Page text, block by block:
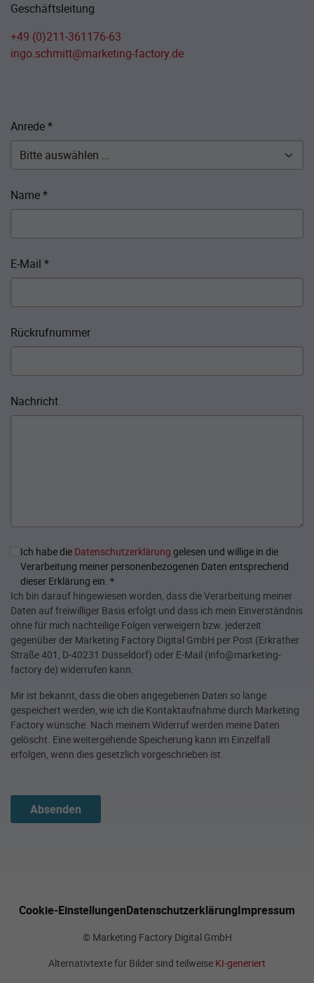
Geschäftsleitung
+49 (0)211-361176-63
ingo.schmitt@marketing-factory.de
Anrede*
Name*
E-Mail *
Rückrufnummer
Nachricht
Ich habe die Datenschutzerklärung gelesen und willige in die
Verarbeitung meiner personenbezogenen Daten entsprechend
dieser Erklärung ein. *
Ich bin darauf hingewiesen worden, dass die Verarbeitung meiner
Daten auf freiwilliger Basis erfolgt und dass ich mein Einverständnis
ohne für mich nachteilige Folgen verweigern bzw. jederzeit
gegenüber der Marketing Factory Digital GmbH per Post (Erkrather
Straße 401, D-40231 Düsseldorf) oder E-Mail (info@marketing-
factory.de) widerrufen kann.
Mir ist bekannt, dass die oben angegebenen Daten so lange
gespeichert werden, wie ich die Kontaktaufnahme durch Marketing
Factory wünsche. Nach meinem Widerruf werden meine Daten
gelöscht. Eine weitergehende Speicherung kann im Einzelfall
erfolgen, wenn dies gesetzlich vorgeschrieben ist.
Absenden
Cookie-EinstellungenDatenschutzerklärungImpressum
© Marketing Factory Digital GmbH
Alternativtexte für Bilder sind teilweise KI-generiert